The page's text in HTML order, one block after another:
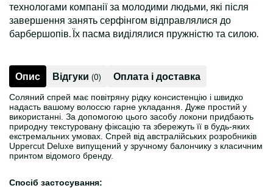
технологами компанії за молодими людьми, які після
завершення занять серфінгом відправлялися до
барбершопів. Їх пасма виділялися пружністю та силою.
Опис Відгуки (0) Оплата і доставка
Соляний спрей має повітряну рідку консистенцію і швидко
надасть вашому волоссю гарне укладання. Дуже простий у
використанні. За допомогою цього засобу локони придбають
природну текстуровану фіксацію та збережуть її в будь-яких
екстремальних умовах. Спрей від австралійських розробників
Uppercut Deluxe випущений у зручному балончику з класичним
принтом відомого бренду.
Спосіб застосування: